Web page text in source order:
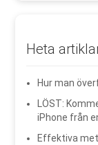
Heta
Hur man
LÖST:
iPhone från
Effektiva